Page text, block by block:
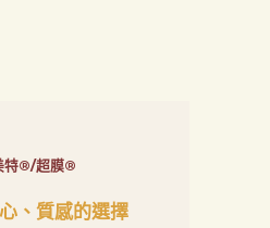
特®/超膜®
、質感的選擇